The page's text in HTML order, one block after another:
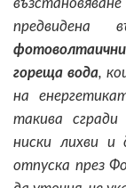
предвидена
гореща вода,
на
такива
ниски лихви и
отпуска през